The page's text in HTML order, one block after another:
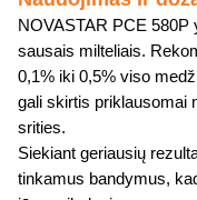
NOVASTAR PCE
sausais milteliais.
0,1% iki 0,5% viso
gali skirtis priklausomai
srities.
Siekiant geriausių
tinkamus bandymus,